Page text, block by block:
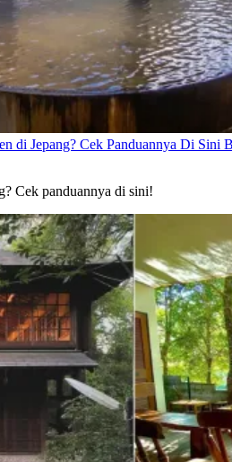
di Jepang? Cek Panduannya Di Sini
Cek panduannya di sini!